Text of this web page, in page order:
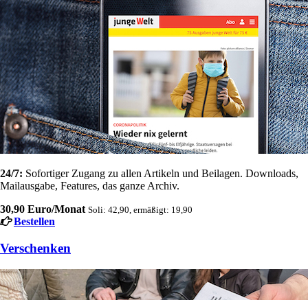
24/7: Sofortiger Zugang zu allen Artikeln und Beilagen. Downloads,
Mailausgabe, Features, das ganze Archiv.
30,90 Euro/Monat Soli: 42,90, ermäßigt: 19,90
Bestellen
Verschenken